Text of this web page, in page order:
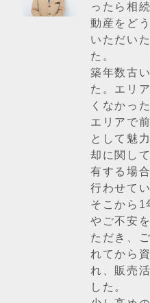
ったら相
動産をど
いただい
た。
築年数古
た。エリ
くなかっ
エリアで
として魅
却に関し
有する場
行わせて
そこから1
やご不安
ただき、
れてから
れ、販売
した。